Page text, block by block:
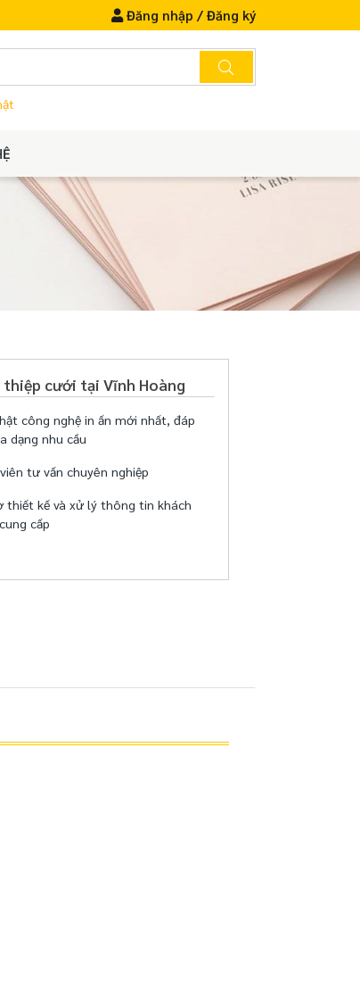
Đăng nhập / Đăng ký
thiệp cưới tại Vĩnh Hoàng
công nghệ in ấn mới nhất, đáp
dạng nhu cầu
tư vấn chuyên nghiệp
thiết kế và xử lý thông tin khách
cấp